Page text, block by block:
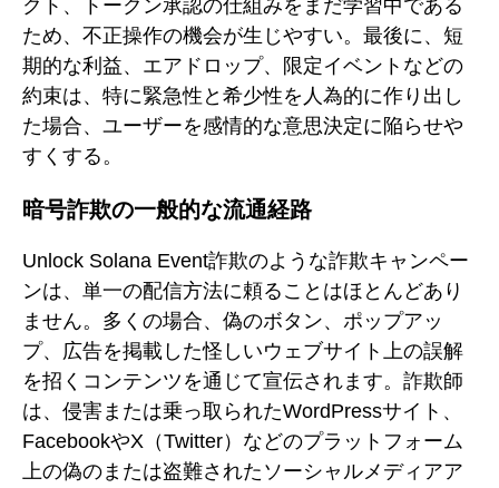
クト、トークン承認の仕組みをまだ学習中である
ため、不正操作の機会が生じやすい。最後に、短
期的な利益、エアドロップ、限定イベントなどの
約束は、特に緊急性と希少性を人為的に作り出し
た場合、ユーザーを感情的な意思決定に陥らせや
すくする。
暗号詐欺の一般的な流通経路
Unlock Solana Event詐欺のような詐欺キャンペー
ンは、単一の配信方法に頼ることはほとんどあり
ません。多くの場合、偽のボタン、ポップアッ
プ、広告を掲載した怪しいウェブサイト上の誤解
を招くコンテンツを通じて宣伝されます。詐欺師
は、侵害または乗っ取られたWordPressサイト、
FacebookやX（Twitter）などのプラットフォーム
上の偽のまたは盗難されたソーシャルメディアア